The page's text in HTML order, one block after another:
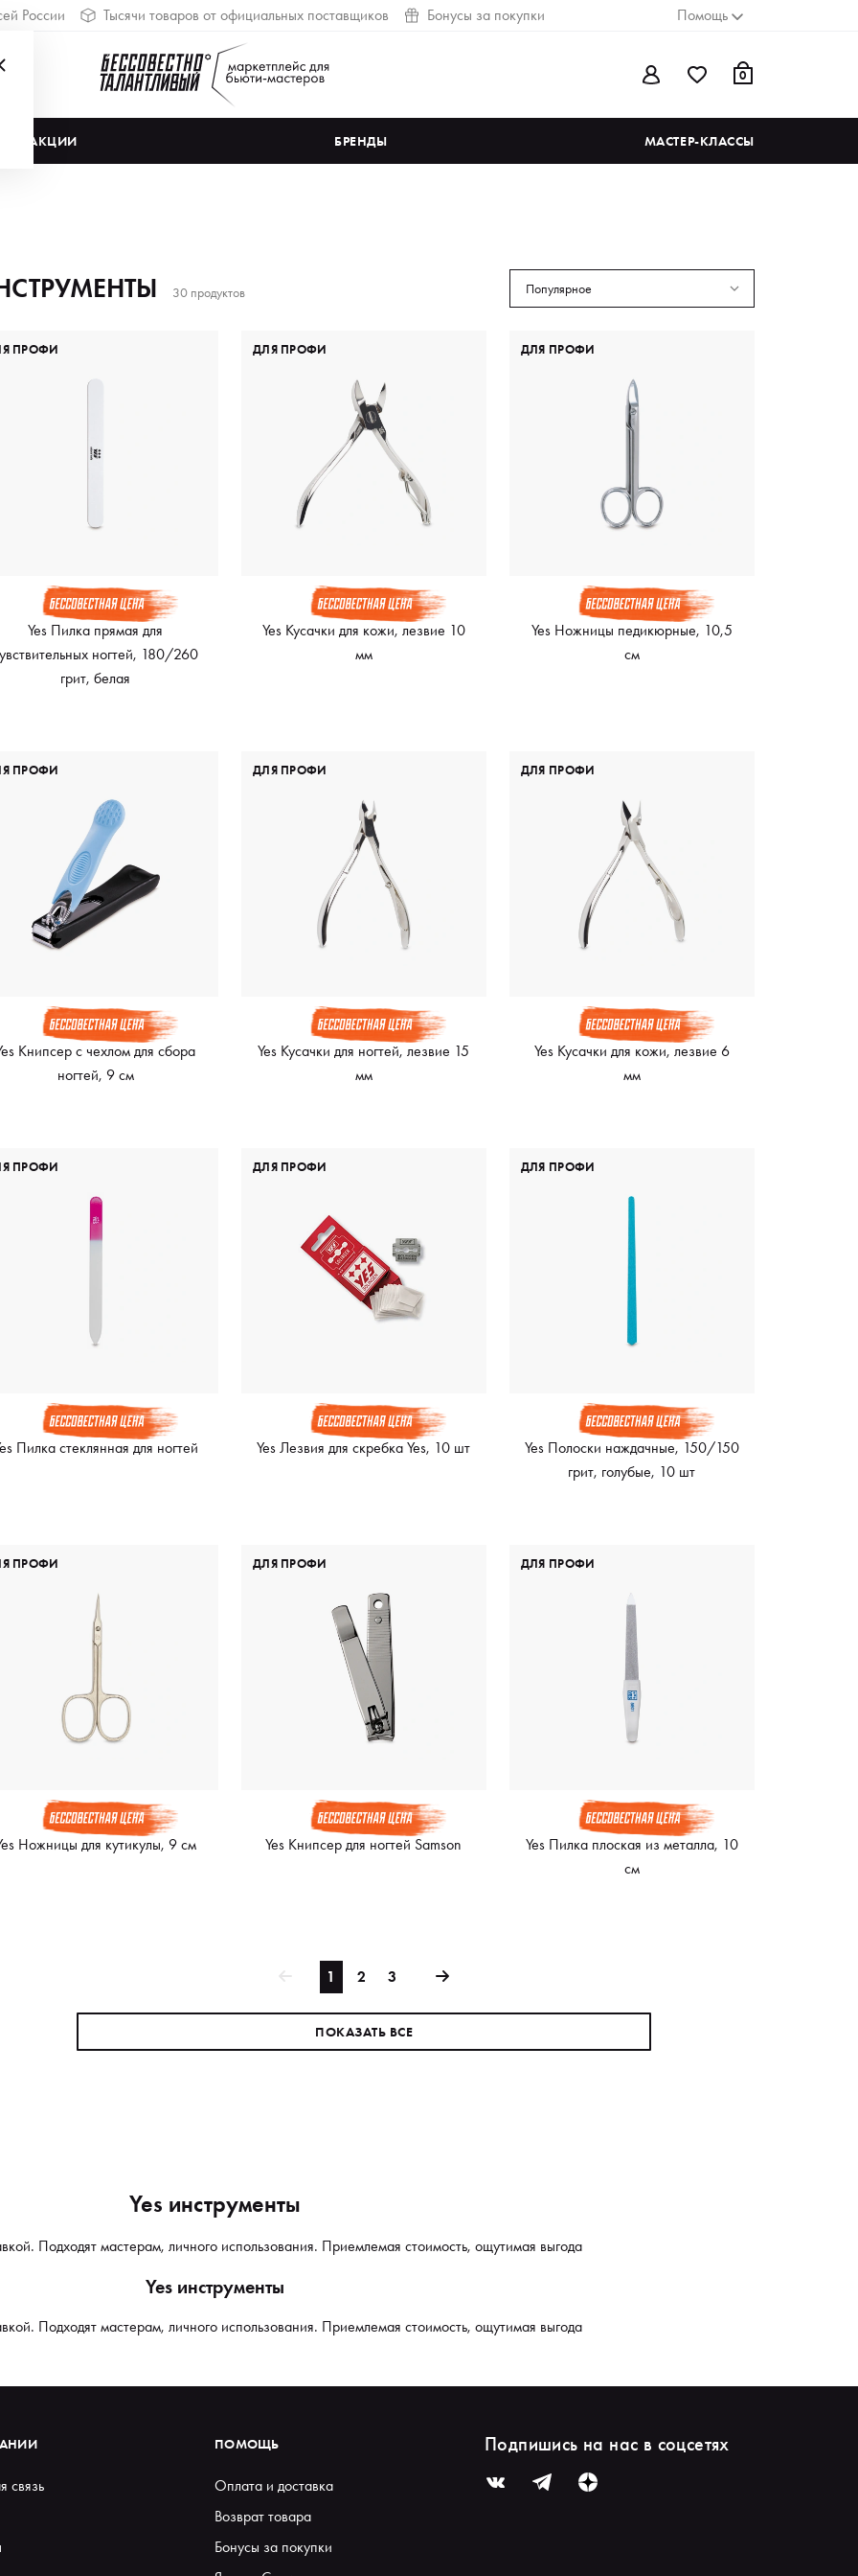
России Тысячи товаров от официальных поставщиков Бонусы за покупки Помощь
0
АКЦИИ БРЕНДЫ МАСТЕР-КЛАССЫ
30 продуктов Популярное
Yes Пилка прямая для
ногтей, 180/260
грит, белая
ПРОФИ
Yes Кусачки для кожи, лезвие 10
мм
ДЛЯ ПРОФИ
Yes Ножницы педикюрные, 10,5
см
ДЛЯ ПРОФИ
Книпсер с чехлом для сбора
ногтей, 9 см
ПРОФИ
Yes Кусачки для ногтей, лезвие 15
мм
ДЛЯ ПРОФИ
Yes Кусачки для кожи, лезвие 6
мм
ДЛЯ ПРОФИ
Пилка стеклянная для ногтей
ПРОФИ
Yes Лезвия для скpебка Yes, 10 шт
ДЛЯ ПРОФИ
Yes Полоски наждачные, 150/150
грит, голубые, 10 шт
ДЛЯ ПРОФИ
Ножницы для кутикулы, 9 см
ПРОФИ
Yes Книпсер для ногтей Samson
ДЛЯ ПРОФИ
Yes Пилка плоская из металла, 10
см
ДЛЯ ПРОФИ
1 2 3
ПОКАЗАТЬ ВСЕ
Yes инструменты
Подходят мастерам, личного использования. Приемлемая стоимость, ощутимая выгода
Yes инструменты
Подходят мастерам, личного использования. Приемлемая стоимость, ощутимая выгода
связь
ПОМОЩЬ
Оплата и доставка
Возврат товара
Бонусы за покупки
Подпишись на нас в соцсетях